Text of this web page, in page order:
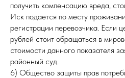
получить компенсацию вреда,
Иск подается по месту
регистрации перевозчика. Если
рублей стоит обращаться в
стоимости данного показателя
районный суд.
6) Общество защиты прав